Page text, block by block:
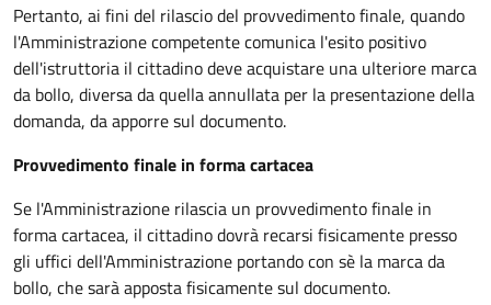
Pertanto, ai fini del rilascio del provvedimento finale, quando
l'Amministrazione competente comunica l'esito positivo
dell'istruttoria il cittadino deve acquistare una ulteriore marca
da bollo, diversa da quella annullata per la presentazione della
domanda, da apporre sul documento.
Provvedimento finale in forma cartacea
Se l'Amministrazione rilascia un provvedimento finale in
forma cartacea, il cittadino dovrà recarsi fisicamente presso
gli uffici dell'Amministrazione portando con sè la marca da
bollo, che sarà apposta fisicamente sul documento.